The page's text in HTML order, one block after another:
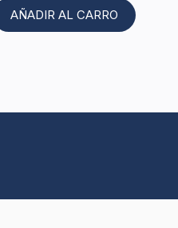
AÑADIR AL CARRO